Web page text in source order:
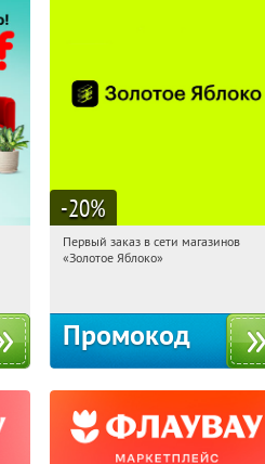
-20%
22:31:47
Получи первым!
Первый заказ в сети магазинов
«Золотое Яблоко»
Промокод